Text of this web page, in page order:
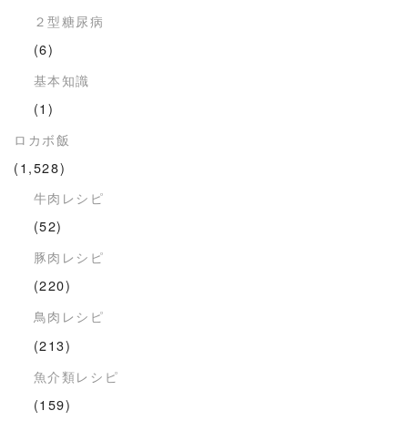
２型糖尿病
(6)
基本知識
(1)
ロカボ飯
(1,528)
牛肉レシピ
(52)
豚肉レシピ
(220)
鳥肉レシピ
(213)
魚介類レシピ
(159)